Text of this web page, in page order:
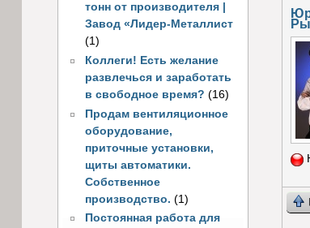
тонн от производителя |
Завод «Лидер-Металлист
(1)
Коллеги! Есть желание
развлечься и заработать
в свободное время? (16)
Продам вентиляционное
оборудование,
приточные установки,
щиты автоматики.
Собственное
производство. (1)
Постоянная работа для